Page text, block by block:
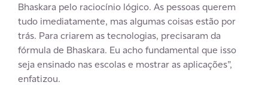
Bhaskara pelo raciocínio lógico. As pessoas querem
tudo imediatamente, mas algumas coisas estão por
trás. Para criarem as tecnologias, precisaram da
fórmula de Bhaskara. Eu acho fundamental que isso
seja ensinado nas escolas e mostrar as aplicações”,
enfatizou.